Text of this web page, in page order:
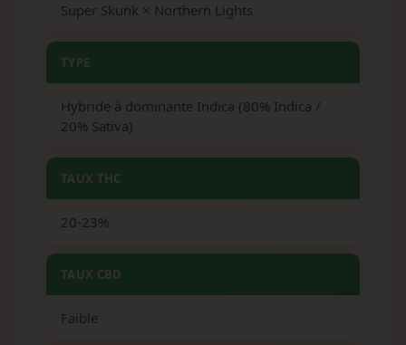
Super Skunk × Northern Lights
TYPE
Hybride à dominante Indica (80% Indica /
20% Sativa)
TAUX THC
20-23%
TAUX CBD
Faible